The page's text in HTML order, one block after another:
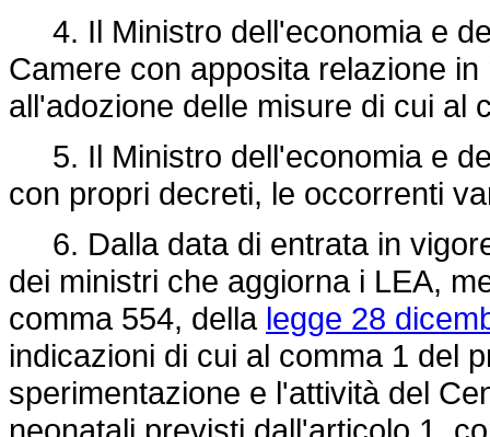
4. Il Ministro dell'economia e
Camere con apposita relazione
all'adozione delle misure di cui al
5. Il Ministro dell'economia e
con propri decreti, le occorrenti
6. Dalla data di entrata in
dei ministri che aggiorna i LEA,
comma 554, della legge 28
indicazioni di cui al comma 1 del
sperimentazione e l'attività del